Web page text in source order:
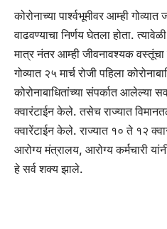
कोरोनाच्या पार्श्वभूमीवर आम्ही
वाढवण्याचा निर्णय घेतला होता.
मात्र नंतर आम्ही जीवनावश्यक वस्तूंचा
गोव्यात २५ मार्च रोजी पहिला
कोरोनाबाधितांच्या संपर्कात आलेल्या
क्वारंटाईन केले. तसेच राज्यात
क्वारेंटाईन केले. राज्यात १० ते १२
आरोग्य मंत्रालय, आरोग्य कर्मचारी
हे सर्व शक्य झाले.